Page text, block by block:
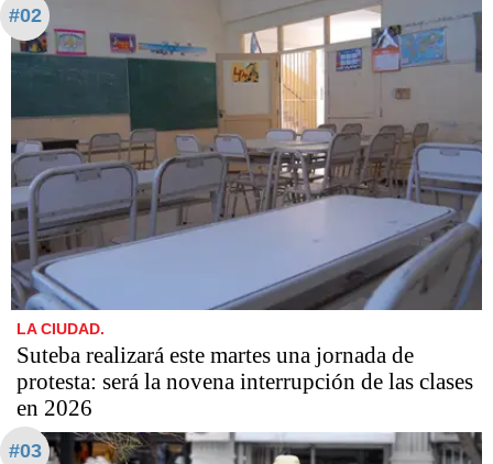
#02
LA CIUDAD.
Suteba realizará este martes una jornada de
protesta: será la novena interrupción de las clases
en 2026
#03